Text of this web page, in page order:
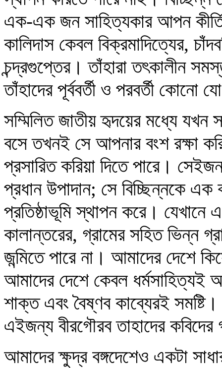
এক-এক জন সাহিত্যকার আপন কীর্তি
কালিদাস কেবল বিক্রমাদিত্যের,
চন্দ্রগুপ্তের। তাঁহারা তৎকালীন
তাঁহাদের পূর্ববর্তী ও পরবর্তী কোনো
সম্মিলিত জাতীয় হৃদয়ের মধ্যে যখন
বসে তখনই সে আপনার বংশ রক্ষা
প্রসারিত করিয়া দিতে পারে।
প্রধান উপাদান; সে বিচ্ছিন্নকে
প্রতিষ্ঠাভূমি স্থাপন করে।
কালান্তরের, গ্রামের সহিত ভিন্ন
জন্মিতে পারে না। আমাদের দেশে
আমাদের দেশে কেবল ধর্মসাহিত্যই
শাক্ত এবং বৈষ্ণব কাব্যেরই
এইজন্য বীরগৌরব তাহাদের কবিদের
আমাদের ক্ষুদ্র বঙ্গদেশেও একটা